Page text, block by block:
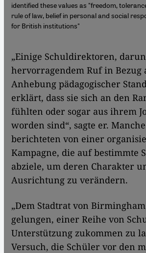
identified these values as "freedom,
rule of law, belief in personal and social
for British institutions"
„Einige Schuldirektoren,
hervorragendem Ruf in Bezug
Anhebung pädagogischer
erklärt, dass sie sich an den
fühlten oder sogar aus ihrem
worden sind“, sagte er.
berichteten von einer
Kampagne, die auf bestimmte
abziele, um deren Charakter
Ausrichtung zu verändern.
„Dem Stadtrat von
gelungen, einer Reihe von
Unterstützung zukommen zu
Versuch, die Schüler vor den